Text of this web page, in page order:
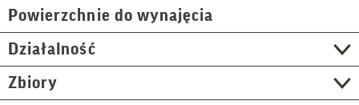
Powierzchnie do wynajęcia
Działalność
Zbiory